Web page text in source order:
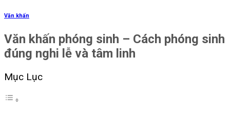
Văn khấn
Văn khấn phóng sinh – Cách phóng sinh
đúng nghi lễ và tâm linh
Mục Lục